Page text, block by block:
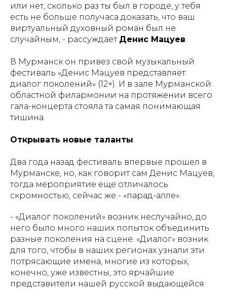
или нет, сколько раз ты был в городе, у тебя
есть не больше получаса доказать, что ваш
виртуальный духовный роман был не
случайным, - рассуждает Денис Мацуев
В Мурманск он привез свой музыкальный
фестиваль «Денис Мацуев представляет:
диалог поколений» (12+). И в зале Мурманской
областной филармонии на протяжении всего
гала-концерта стояла та самая понимающая
тишина.
Открывать новые таланты
Два года назад фестиваль впервые прошел в
Мурманске, но, как говорит сам Денис Мацуев,
тогда мероприятие еще отличалось
скромностью, сейчас же - «парад-алле».
- «Диалог поколений» возник неслучайно, до
него было много наших попыток объединить
разные поколения на сцене. «Диалог» возник
для того, чтобы в наших регионах узнали эти
потрясающие имена, многие из которых,
конечно, уже известны, это ярчайшие
представители нашей русской выдающейся